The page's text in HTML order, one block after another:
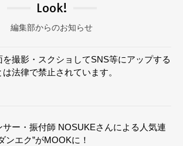
Look!
編集部からのお知らせ
を撮影・スクショしてSNS等にアップする
は法律で禁止されています。
サー・振付師 NOSUKEさんによる人気連
ンエク”がMOOKに！